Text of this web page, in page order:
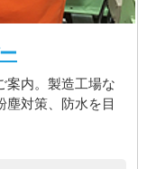
案内。製造工場な
塵対策、防水を目